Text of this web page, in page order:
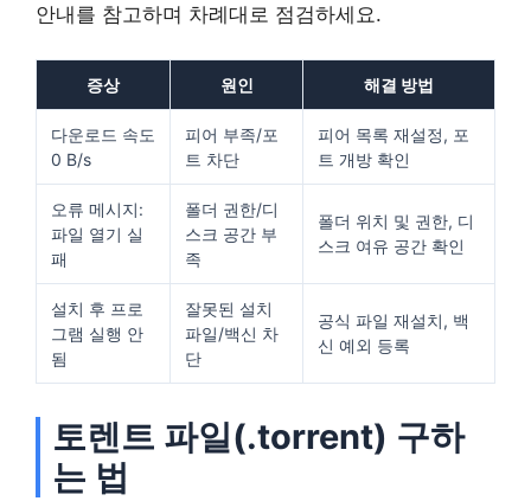
안내를 참고하며 차례대로 점검하세요.
증상 원인 해결 방법
다운로드 속도
0 B/s
피어 부족/포
트 차단
피어 목록 재설정, 포
트 개방 확인
오류 메시지:
파일 열기 실
패
폴더 권한/디
스크 공간 부
족
폴더 위치 및 권한, 디
스크 여유 공간 확인
설치 후 프로
그램 실행 안
됨
잘못된 설치
파일/백신 차
단
공식 파일 재설치, 백
신 예외 등록
토렌트 파일(.torrent) 구하
는 법